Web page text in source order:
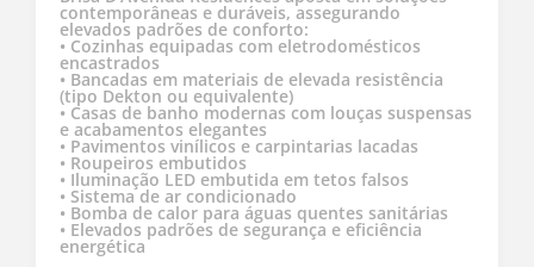
contemporâneas e duráveis, assegurando
elevados padrões de conforto:
• Cozinhas equipadas com eletrodomésticos
encastrados
• Bancadas em materiais de elevada resistência
(tipo Dekton ou equivalente)
• Casas de banho modernas com louças suspensas
e acabamentos elegantes
• Pavimentos vinílicos e carpintarias lacadas
• Roupeiros embutidos
• Iluminação LED embutida em tetos falsos
• Sistema de ar condicionado
• Bomba de calor para águas quentes sanitárias
• Elevados padrões de segurança e eficiência
energética